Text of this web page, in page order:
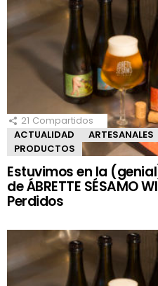
21 Compartidos
ACTUALIDAD
ARTESANALES
PRODUCTOS
Estuvimos en la
de ÁBRETTE SÉSAMO
Perdidos